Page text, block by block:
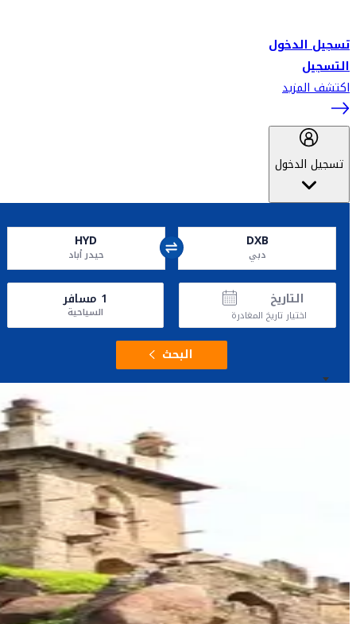
تسجيل الدخول
التسجيل
اكتشف المزيد
تسجيل الدخول
DXB
دبي
HYD
حيدر أباد
التاريخ
اختيار تاريخ المغادرة
1 مسافر
السياحية
البحث